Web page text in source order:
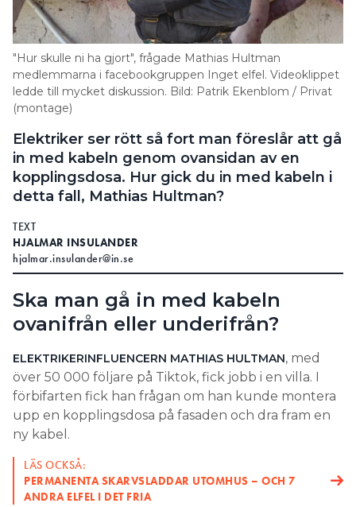
Search for:
SEARCH
"Hur skulle ni ha gjort", frågade Mathias Hultman
medlemmarna i facebookgruppen Inget elfel. Videoklippet
ledde till mycket diskussion. Bild: Patrik Ekenblom / Privat
(montage)
Elektriker ser rött så fort man föreslår att gå
in med kabeln genom ovansidan av en
kopplingsdosa. Hur gick du in med kabeln i
detta fall, Mathias Hultman?
TEXT
HJALMAR INSULANDER
hjalmar.insulander@in.se
Ska man gå in med kabeln
ovanifrån eller underifrån?
ELEKTRIKERINFLUENCERN MATHIAS HULTMAN, med
över 50 000 följare på Tiktok, fick jobb i en villa. I
förbifarten fick han frågan om han kunde montera
upp en kopplingsdosa på fasaden och dra fram en
ny kabel.
LÄS OCKSÅ:
PERMANENTA SKARVSLADDAR UTOMHUS – OCH 7
ANDRA ELFEL I DET FRIA